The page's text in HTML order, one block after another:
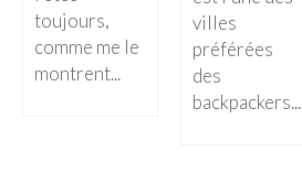
Cafés
PARIS
toujours,
comme me le
montrent...
villes
préférées
des
backpackers...